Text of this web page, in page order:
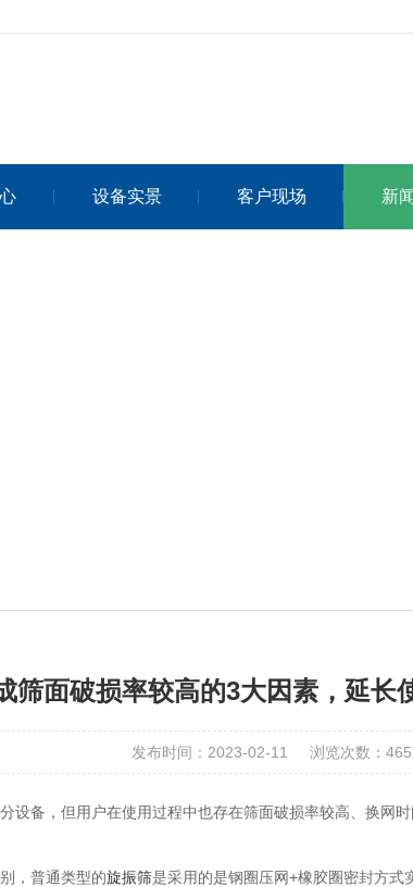
设备实景 客户现场 新
筛面破损率较高的3大因素，延长
发布时间：2023-02-11 浏览次数：465
设备，但用户在使用过程中也存在筛面破损率较高、换网
，普通类型的旋振筛是采用的是钢圈压网+橡胶圈密封方式